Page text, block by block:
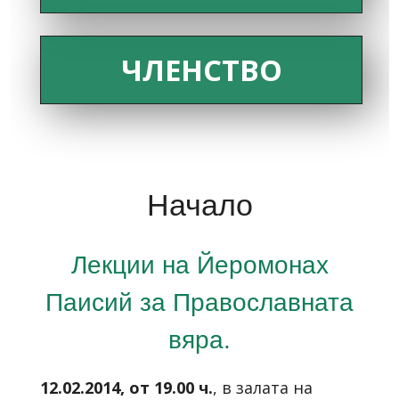
ЧЛЕНСТВО
Начало
Лекции на Йеромонах
Паисий за Православната
вяра.
12.02.2014, от 19.00 ч., в залата на